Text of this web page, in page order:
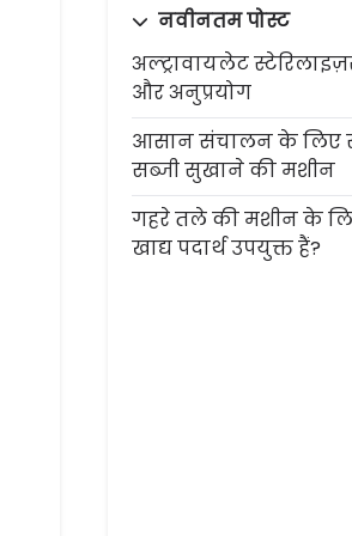
नवीनतम पोस्ट
अल्ट्रावायलेट
और अनुप्रयोग
आसान संचालन के लिए
सब्जी सुखाने की मशीन
गहरे तले की मशीन के
खाद्य पदार्थ उपयुक्त हैं?